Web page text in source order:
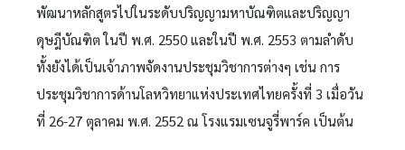
พัฒนาหลักสูตรไปในระดับปริญญามหาบัณฑิตและปริญญา
ดุษฎีบัณฑิต ในปี พ.ศ. 2550 และในปี พ.ศ. 2553 ตามลำดับ
ทั้งยังได้เป็นเจ้าภาพจัดงานประชุมวิชาการต่างๆ เช่น การ
ประชุมวิชาการด้านโลหวิทยาแห่งประเทศไทยครั้งที่ 3 เมื่อวัน
ที่ 26-27 ตุลาคม พ.ศ. 2552 ณ โรงแรมเซนจูรี่พาร์ค เป็นต้น